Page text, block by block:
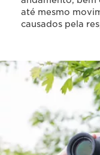
até mesmo
causados pela